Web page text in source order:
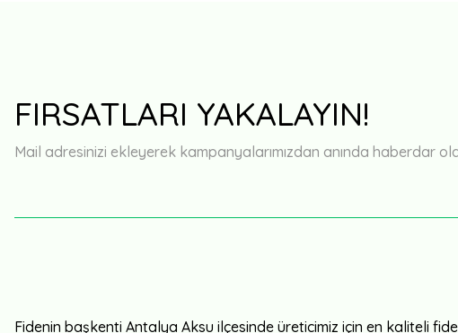
FIRSATLARI YAKALAYIN!
Mail adresinizi ekleyerek kampanyalarımızdan anında haberdar
Fidenin başkenti Antalya Aksu ilçesinde üreticimiz için en kaliteli